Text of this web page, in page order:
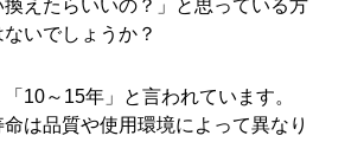
換えたらいいの？」と思っている方
いでしょうか？
10～15年」と言われています。
は品質や使用環境によって異なり